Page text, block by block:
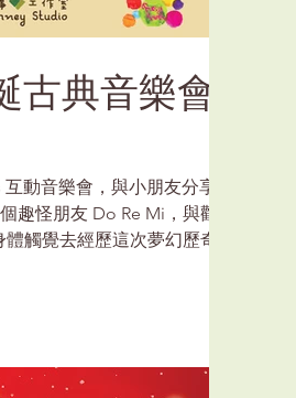
典音樂會
動音樂會，與小朋友分享音
趣怪朋友 Do Re Mi，與觀眾
觸覺去經歷這次夢幻歷奇，